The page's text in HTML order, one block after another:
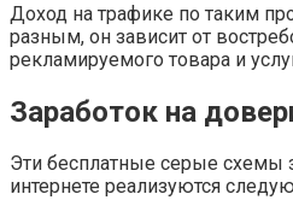
Доход на трафике по таким
разным, он зависит от
рекламируемого товара и
Заработок на
Эти бесплатные серые схемы
интернете реализуются